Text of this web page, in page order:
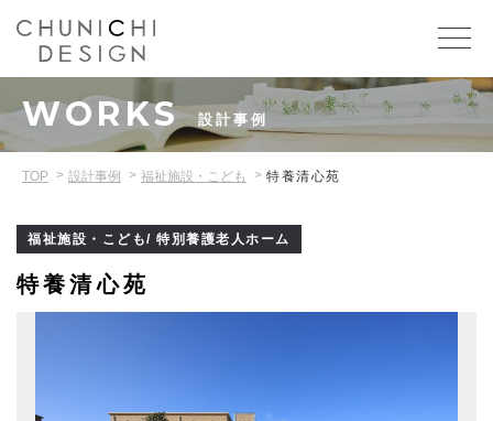
WORKS 設計事例
TOP 設計事例 福祉施設・こども 特養清心苑
福祉施設・こども/ 特別養護老人ホーム
特養清心苑